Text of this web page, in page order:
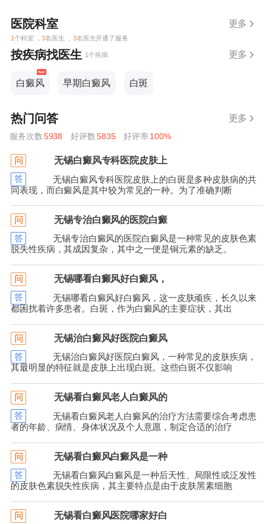
医院科室 更多
1 个科室 ，3名医生 ， 3名医生开通了服务
按疾病找医生 1个疾病 更多
白癜风 早期白癜风 白斑
热门问答 更多
服务次数 5938 好评数 5835 好评率 100%
问 无锡白癜风专科医院皮肤上
答
无锡白癜风专科医院皮肤上的白斑是多种皮肤病的共
同表现，而白癜风是其中较为常见的一种。为了准确判断
问 无锡专治白癜风的医院白癜
答
无锡专治白癜风的医院白癜风是一种常见的皮肤色素
脱失性疾病，其成因复杂，其中之一便是铜元素的缺乏。
问 无锡哪看白癜风好白癜风，
答
无锡哪看白癜风好白癜风，这一皮肤顽疾，长久以来
都困扰着许多患者。白斑，作为白癜风的主要症状，其出
问 无锡治白癜风好医院白癜风
答
无锡治白癜风好医院白癜风，一种常见的皮肤疾病，
其最明显的特征就是皮肤上出现白斑。这些白斑不仅影响
问 无锡看白癜风老人白癜风的
答
无锡看白癜风老人白癜风的治疗方法需要综合考虑患
者的年龄、病情、身体状况及个人意愿，制定合适的治疗
问 无锡看白癜风白癜风是一种
答
无锡看白癜风白癜风是一种后天性、局限性或泛发性
的皮肤色素脱失性疾病，其主要特点是由于皮肤黑素细胞
问 无锡看白癜风医院哪家好白